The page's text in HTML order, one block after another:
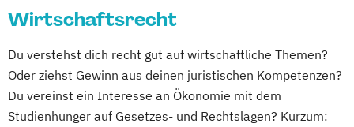
Wirtschaftsrecht
Du verstehst dich recht gut auf wirtschaftliche Themen?
Oder ziehst Gewinn aus deinen juristischen Kompetenzen?
Du vereinst ein Interesse an Ökonomie mit dem
Studienhunger auf Gesetzes- und Rechtslagen? Kurzum: